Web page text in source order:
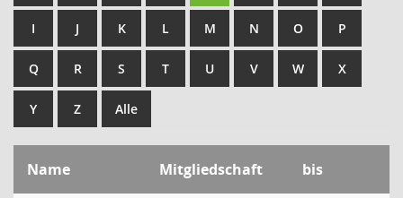
I J K L M N O P
Q R S T U V W X
Y Z Alle
Name Mitgliedschaft bis